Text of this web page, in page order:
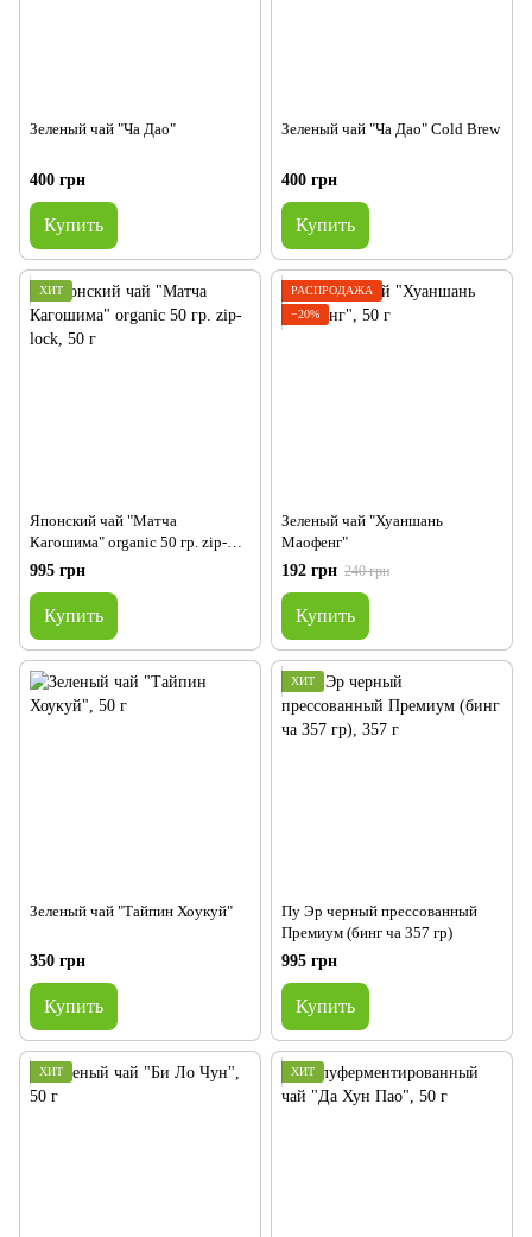
Зеленый чай "Ча Дао"
400 грн
Купить
Зеленый чай "Ча Дао" Cold Brew
400 грн
Купить
ХИТ
Японский чай "Матча
Кагошима" organic 50 гр. zip-
lock
995 грн
Купить
РАСПРОДАЖА
−20%
Зеленый чай "Хуаншань
Маофенг"
192 грн 240 грн
Купить
Зеленый чай "Тайпин Хоукуй"
350 грн
Купить
ХИТ
Пу Эр черный прессованный
Премиум (бинг ча 357 гр)
995 грн
Купить
ХИТ ХИТ